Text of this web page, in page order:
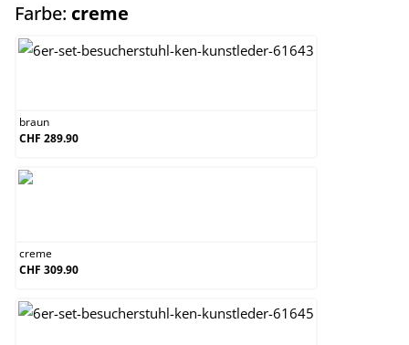
Farbe: creme
braun
CHF 289.90
creme
CHF 309.90